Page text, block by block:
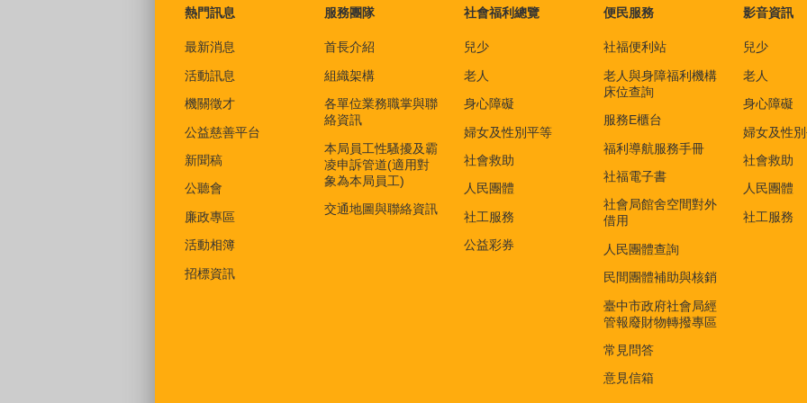
熱門訊息
最新消息
活動訊息
機關徵才
公益慈善平台
新聞稿
公聽會
廉政專區
活動相簿
招標資訊
服務團隊
首長介紹
組織架構
各單位業務職掌與聯
絡資訊
本局員工性騷擾及霸
凌申訴管道(適用對
象為本局員工)
交通地圖與聯絡資訊
社會福利總覽
兒少
老人
身心障礙
婦女及性別平等
社會救助
人民團體
社工服務
公益彩券
便民服務
社福便利站
老人與身障福利機構
床位查詢
服務E櫃台
福利導航服務手冊
社福電子書
社會局館舍空間對外
借用
人民團體查詢
民間團體補助與核銷
臺中市政府社會局經
管報廢財物轉撥專區
常見問答
意見信箱
影音資訊
兒少
老人
身心障礙
婦女及性
社會救助
人民團體
社工服務